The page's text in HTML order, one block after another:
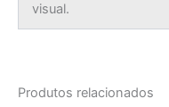
visual.
Produtos relacionados